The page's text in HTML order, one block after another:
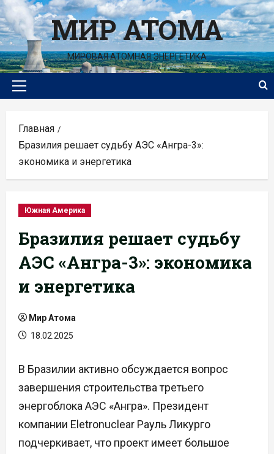
Перейти
к
содержимомуМИР АТОМА
МИРОВАЯ АТОМНАЯ ЭНЕРГЕТИКА
Основное
Главная
Бразилия решает судьбу АЭС «Ангра-3»:
экономика и энергетика
Южная Америка
Бразилия решает судьбу
АЭС «Ангра-3»: экономика
и энергетика
Мир Атома
18.02.2025
В Бразилии активно обсуждается вопрос
завершения строительства третьего
энергоблока АЭС «Ангра». Президент
компании Eletronuclear Рауль Ликурго
подчеркивает, что проект имеет большое